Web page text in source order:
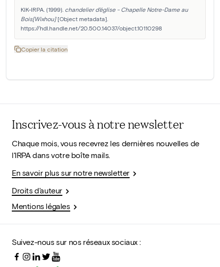
KIK-IRPA. (1999). chandelier d'église - Chapelle Notre-Dame au
Bois[Wixhou] [Object metadata].
https://hdl.handle.net/20.500.14037/object.10110298
Copier la citation
Inscrivez-vous à notre newsletter
Chaque mois, vous recevrez les dernières nouvelles de
l'IRPA dans votre boîte mails.
En savoir plus sur notre newsletter
Droits d'auteur
Mentions légales
Suivez-nous sur nos réseaux sociaux :